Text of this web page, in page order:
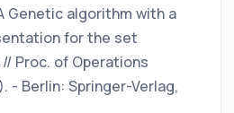
Genetic algorithm with a
for the set
Proc. of Operations
- Berlin: Springer-Verlag,